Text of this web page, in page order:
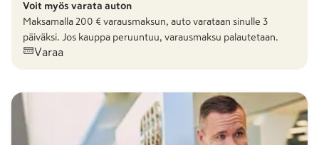
Voit myös varata auton
Maksamalla 200 € varausmaksun, auto varataan sinulle 3
päiväksi. Jos kauppa peruuntuu, varausmaksu palautetaan.
Varaa